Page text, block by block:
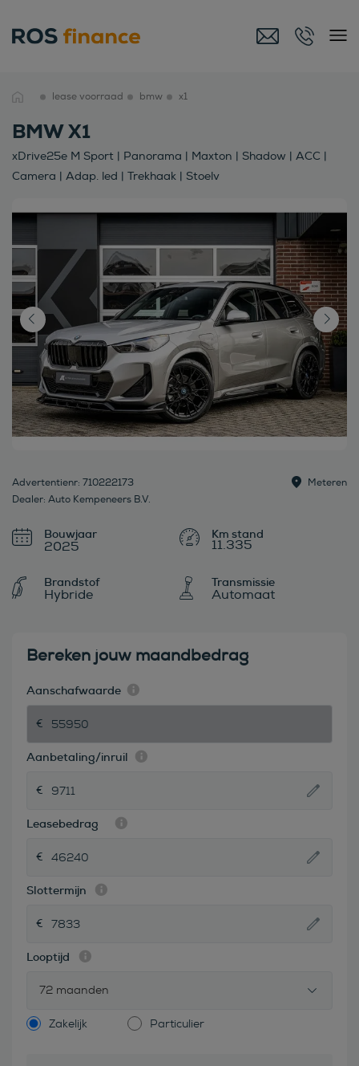
lease voorraad bmw x1
BMW X1
xDrive25e M Sport | Panorama | Maxton | Shadow | ACC |
Camera | Adap. led | Trekhaak | Stoelv
Advertentienr: 710222173
Dealer: Auto Kempeneers B.V.
Meteren
Bouwjaar
2025 11.335
Brandstof
Hybride
Transmissie
Automaat
Bereken jouw maandbedrag
Aanschafwaarde
Aanbetaling/inruil
Leasebedrag
Slottermijn
Looptijd
72 maanden
Zakelijk Particulier